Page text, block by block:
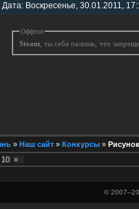
Дата: Воскресенье, 30.01.2011,
Оффтоп
Steam , ты себя палишь, что
» Наш сайт » Конкурсы »
10 »
© 2007–